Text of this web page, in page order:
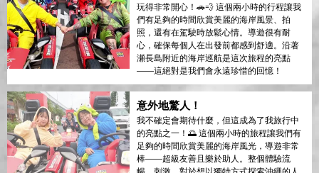
玩得非常開心！🚗💨 這個兩小時的行程讓我
們有足夠的時間欣賞美麗的海岸風景、拍
照，還有在駕駛時放鬆心情。導遊很有耐
心，確保每個人在出發前都感到舒適。沿著
瀬長島附近的海岸巡航是這次旅程的亮點
——這絕對是我們會永遠珍惜的回憶！
意外地驚人！
我不確定會期待什麼，但這成為了我旅行中
的亮點之一！🌅 這個兩小時的旅程讓我們有
足夠的時間欣賞美麗的海岸風光，導遊非常
棒——超級友善且樂於助人。整個體驗流